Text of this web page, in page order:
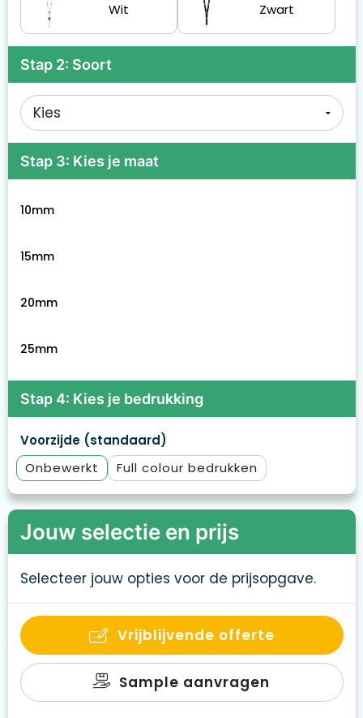
Wit Zwart
Stap 2: Soort
Stap 3: Kies je maat
10mm
15mm
20mm
25mm
Stap 4: Kies je bedrukking
Voorzijde (standaard)
Onbewerkt
Full colour
Jouw selectie en prijs
Selecteer jouw opties voor de prijsopgave.
Vrijblijvende offerte
Sample aanvragen